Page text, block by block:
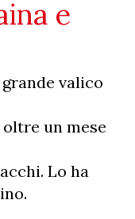
e
valico
un mese
Lo ha